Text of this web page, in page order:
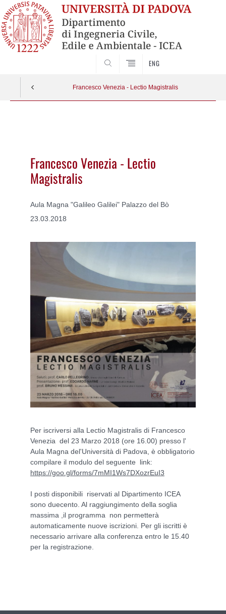
ENG
Francesco Venezia - Lectio Magistralis
Francesco Venezia - Lectio
Magistralis
Aula Magna "Galileo Galilei" Palazzo del Bò
23.03.2018
Per iscriversi alla Lectio Magistralis di Francesco
Venezia del 23 Marzo 2018 (ore 16.00) presso l'
Aula Magna del'Università di Padova, è obbligatorio
compilare il modulo del seguente link:
https://goo.gl/forms/7mMI1Ws7DXozrEuI3
I posti disponibili riservati al Dipartimento ICEA
sono duecento. Al raggiungimento della soglia
massima ,il programma non permetterà
automaticamente nuove iscrizioni. Per gli iscritti è
necessario arrivare alla conferenza entro le 15.40
per la registrazione.